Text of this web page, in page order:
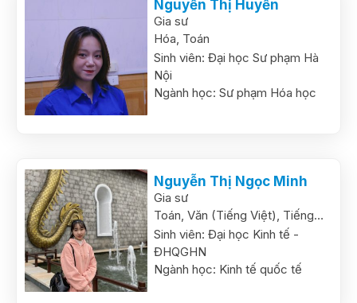
Nguyễn Thị Huyền
Gia sư
Hóa, Toán
Sinh viên: Đại học Sư phạm Hà
Nội
Ngành học: Sư phạm Hóa học
Nguyễn Thị Ngọc Minh
Gia sư
Toán,Văn (Tiếng Việt), Tiếng
Anh
Sinh viên: Đại học Kinh tế -
ĐHQGHN
Ngành học: Kinh tế quốc tế